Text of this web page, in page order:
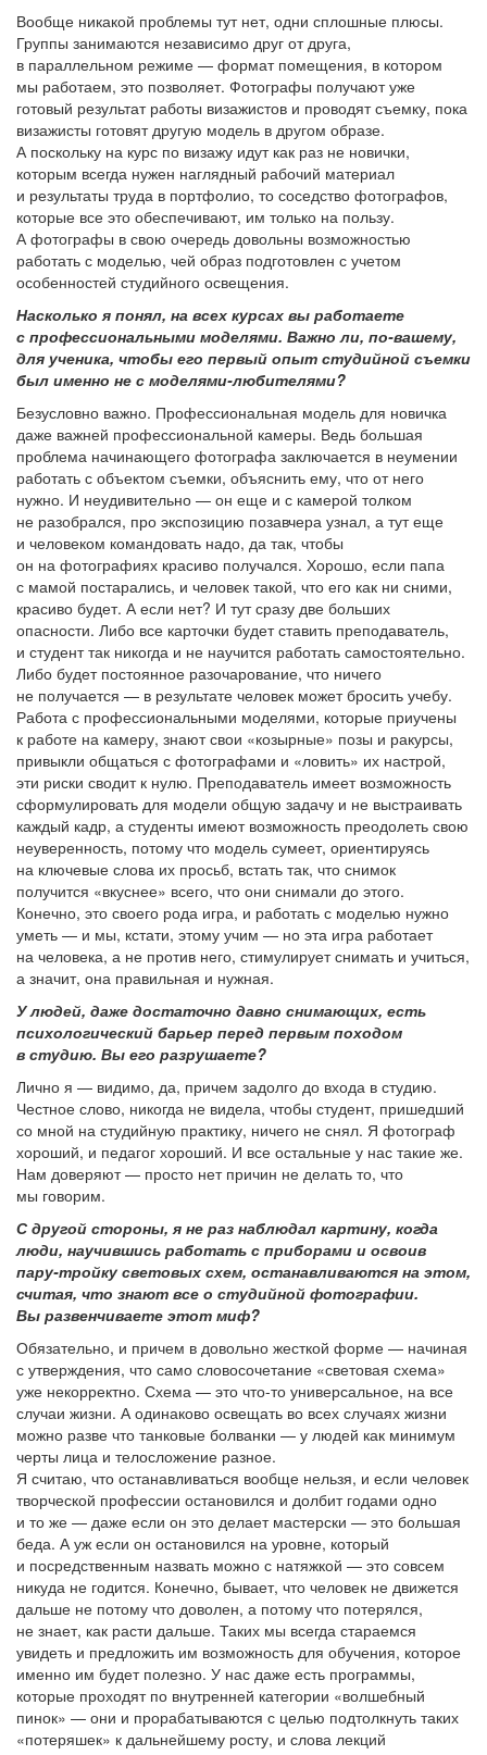
Вообще никакой проблемы тут нет, одни сплошные плюсы.
Группы занимаются независимо друг от друга,
в параллельном режиме — формат помещения, в котором
мы работаем, это позволяет. Фотографы получают уже
готовый результат работы визажистов и проводят съемку, пока
визажисты готовят другую модель в другом образе.
А поскольку на курс по визажу идут как раз не новички,
которым всегда нужен наглядный рабочий материал
и результаты труда в портфолио, то соседство фотографов,
которые все это обеспечивают, им только на пользу.
А фотографы в свою очередь довольны возможностью
работать с моделью, чей образ подготовлен с учетом
особенностей студийного освещения.
Насколько я понял, на всех курсах вы работаете
с профессиональными моделями. Важно ли, по-вашему,
для ученика, чтобы его первый опыт студийной съемки
был именно не с моделями-любителями?
Безусловно важно. Профессиональная модель для новичка
даже важней профессиональной камеры. Ведь большая
проблема начинающего фотографа заключается в неумении
работать с объектом съемки, объяснить ему, что от него
нужно. И неудивительно — он еще и с камерой толком
не разобрался, про экспозицию позавчера узнал, а тут еще
и человеком командовать надо, да так, чтобы
он на фотографиях красиво получался. Хорошо, если папа
с мамой постарались, и человек такой, что его как ни сними,
красиво будет. А если нет? И тут сразу две больших
опасности. Либо все карточки будет ставить преподаватель,
и студент так никогда и не научится работать самостоятельно.
Либо будет постоянное разочарование, что ничего
не получается — в результате человек может бросить учебу.
Работа с профессиональными моделями, которые приучены
к работе на камеру, знают свои «козырные» позы и ракурсы,
привыкли общаться с фотографами и «ловить» их настрой,
эти риски сводит к нулю. Преподаватель имеет возможность
сформулировать для модели общую задачу и не выстраивать
каждый кадр, а студенты имеют возможность преодолеть свою
неуверенность, потому что модель сумеет, ориентируясь
на ключевые слова их просьб, встать так, что снимок
получится «вкуснее» всего, что они снимали до этого.
Конечно, это своего рода игра, и работать с моделью нужно
уметь — и мы, кстати, этому учим — но эта игра работает
на человека, а не против него, стимулирует снимать и учиться,
а значит, она правильная и нужная.
У людей, даже достаточно давно снимающих, есть
психологический барьер перед первым походом
в студию. Вы его разрушаете?
Лично я — видимо, да, причем задолго до входа в студию.
Честное слово, никогда не видела, чтобы студент, пришедший
со мной на студийную практику, ничего не снял. Я фотограф
хороший, и педагог хороший. И все остальные у нас такие же.
Нам доверяют — просто нет причин не делать то, что
мы говорим.
С другой стороны, я не раз наблюдал картину, когда
люди, научившись работать с приборами и освоив
пару-тройку световых схем, останавливаются на этом,
считая, что знают все о студийной фотографии.
Вы развенчиваете этот миф?
Обязательно, и причем в довольно жесткой форме — начиная
с утверждения, что само словосочетание «световая схема»
уже некорректно. Схема — это что-то универсальное, на все
случаи жизни. А одинаково освещать во всех случаях жизни
можно разве что танковые болванки — у людей как минимум
черты лица и телосложение разное.
Я считаю, что останавливаться вообще нельзя, и если человек
творческой профессии остановился и долбит годами одно
и то же — даже если он это делает мастерски — это большая
беда. А уж если он остановился на уровне, который
и посредственным назвать можно с натяжкой — это совсем
никуда не годится. Конечно, бывает, что человек не движется
дальше не потому что доволен, а потому что потерялся,
не знает, как расти дальше. Таких мы всегда стараемся
увидеть и предложить им возможность для обучения, которое
именно им будет полезно. У нас даже есть программы,
которые проходят по внутренней категории «волшебный
пинок» — они и прорабатываются с целью подтолкнуть таких
«потеряшек» к дальнейшему росту, и слова лекций